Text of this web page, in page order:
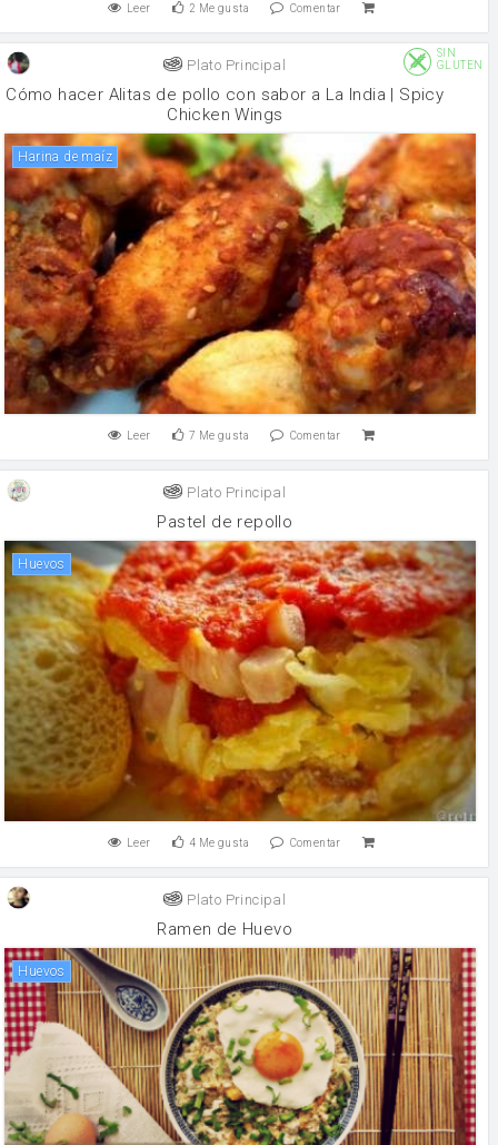
Leer 2 Me gusta Comentar
Plato Principal
SIN
GLUTEN
Cómo hacer Alitas de pollo con sabor a La India | Spicy
Chicken Wings
harina de maíz
Leer 7 Me gusta Comentar
Plato Principal
Pastel de repollo
huevos
Leer 4 Me gusta Comentar
Plato Principal
Ramen de Huevo
huevos